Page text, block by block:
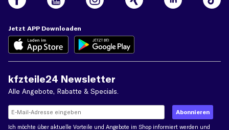
Jetzt APP Downloaden
kfzteile24 Newsletter
Alle Angebote, Rabatte & Specials.
Ich möchte über aktuelle Vorteile und Angebote im Shop informiert werden und